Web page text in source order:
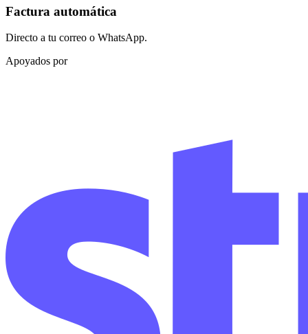
Factura automática
Directo a tu correo o WhatsApp.
Apoyados por